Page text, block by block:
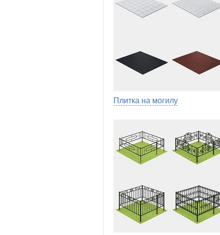
Плитка на могилу